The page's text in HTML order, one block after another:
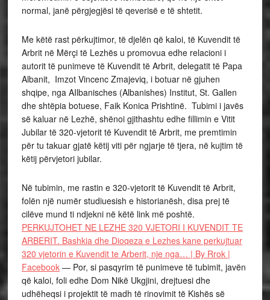
normal, janë përgjegjësi të qeverisë e të shtetit.
Me këtë rast përkujtimor, të djelën që kaloi, të Kuvendit të
Arbrit në Mërçi të Lezhës u promovua edhe relacioni i
autorit të punimeve të Kuvendit të Arbrit, delegatit të Papa
Albanit, Imzot Vincenc Zmajeviq, i botuar në gjuhen
shqipe, nga AIlbanisches (Albanishes) Institut, St. Gallen
dhe shtëpia botuese, Faik Konica Prishtinë. Tubimi i javës
së kaluar në Lezhë, shënoi gjithashtu edhe fillimin e Vitit
Jubilar të 320-vjetorit të Kuvendit të Arbrit, me premtimin
për tu takuar gjatë këtij viti për ngjarje të tjera, në kujtim të
këtij përvjetori jubilar.
Në tubimin, me rastin e 320-vjetorit të Kuvendit të Arbrit,
folën një numër studiuesish e historianësh, disa prej të
cilëve mund ti ndjekni në këtë link më poshtë.
PERKUJTOHET NE LEZHE 320 VJETORI I KUVENDIT TE
ARBERIT. Bashkia dhe Dioqeza e Lezhes kane perkujtuar
320 vjetorin e Kuvendit te Arberit, nje nga… | By Rrok |
Facebook— Por, si pasqyrim të punimeve të tubimit, javën
që kaloi, foli edhe Dom Nikë Ukgjini, drejtuesi dhe
udhëheqsi i projektit të madh të rinovimit të Kishës së